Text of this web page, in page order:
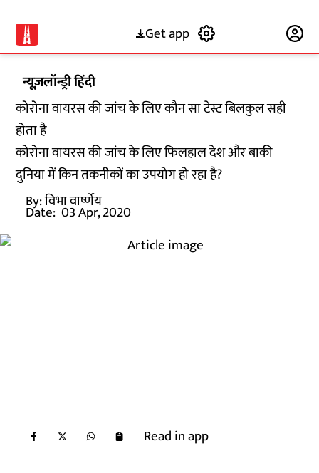
Get app
न्यूज़लॉन्ड्री हिंदी
कोरोना वायरस की जांच के लिए कौन सा टेस्ट बिलकुल सही
होता है
कोरोना वायरस की जांच के लिए फिलहाल देश और बाकी
दुनिया में किन तकनीकों का उपयोग हो रहा है?
By:विभा वार्ष्णेय
Date: 03 Apr, 2020
Read in app